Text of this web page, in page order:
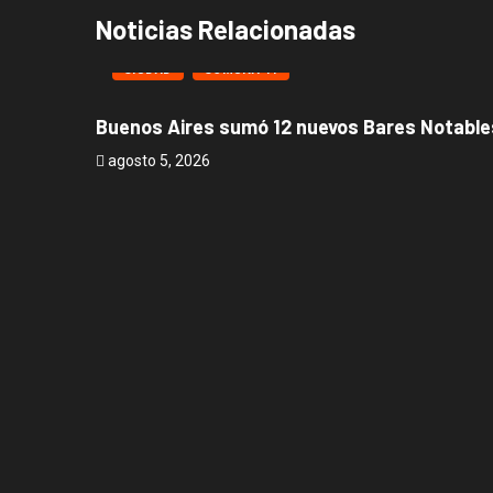
Noticias Relacionadas
CIUDAD COMUNA 11
Buenos Aires sumó 12 nuevos Bares
agosto 5, 2026